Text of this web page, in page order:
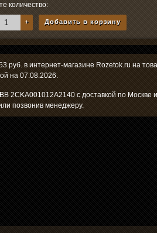
количество:
+ Добавить в корзину
руб. в интернет-магазине Rozetok.ru на
на 07.08.2026.
2CKA001012A2140 с доставкой по
позвонив менеджеру.